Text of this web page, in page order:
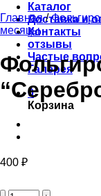
Каталог
Доставка и
Контакты
отзывы
Частые
Галерея
0
Корзина
Главная /
месяцы
400 ₽